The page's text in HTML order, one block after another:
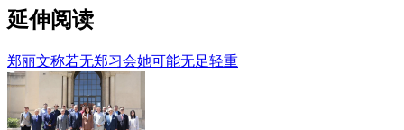
延伸阅读
郑丽文称若无郑习会她可能无足轻重